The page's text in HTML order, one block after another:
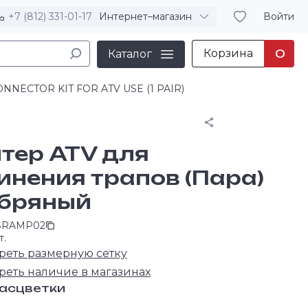
+7 (812) 331-01-17 Интернет–магазин Войти
Каталог Корзина 0
KIT FOR ATV USE (1 PAIR)
ATV для
трапов (Пара)
размерную сетку
наличие в магазинах